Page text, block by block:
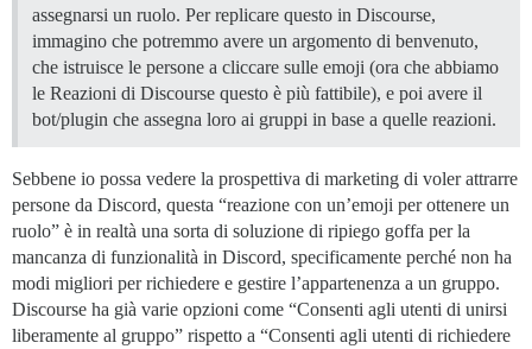
assegnarsi un ruolo. Per replicare questo in Discourse,
immagino che potremmo avere un argomento di benvenuto,
che istruisce le persone a cliccare sulle emoji (ora che abbiamo
le Reazioni di Discourse questo è più fattibile), e poi avere il
bot/plugin che assegna loro ai gruppi in base a quelle reazioni.
Sebbene io possa vedere la prospettiva di marketing di voler attrarre
persone da Discord, questa “reazione con un’emoji per ottenere un
ruolo” è in realtà una sorta di soluzione di ripiego goffa per la
mancanza di funzionalità in Discord, specificamente perché non ha
modi migliori per richiedere e gestire l’appartenenza a un gruppo.
Discourse ha già varie opzioni come “Consenti agli utenti di unirsi
liberamente al gruppo” rispetto a “Consenti agli utenti di richiedere